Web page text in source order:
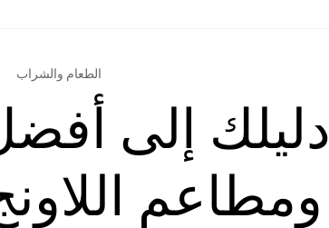
الطعام والشراب
دليلك إلى
ومطاعم